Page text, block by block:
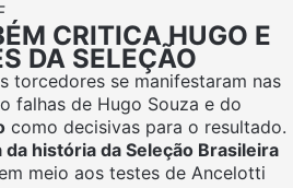
CRITICA HUGO E
DA SELEÇÃO
torcedores se manifestaram nas
falhas de Hugo Souza e do
como decisivas para o resultado.
da história da Seleção Brasileira
meio aos testes de Ancelotti